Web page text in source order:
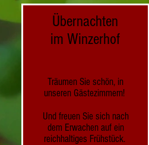
Übernachten
im Winzerhof
Träumen Sie schön, in
unseren Gästezimmern!
Und freuen Sie sich nach
dem Erwachen auf ein
reichhaltiges Frühstück.